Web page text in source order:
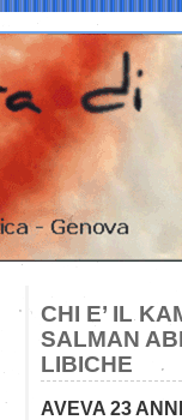
CHI E’ IL
SALMAN
LIBICHE
AVEVA 23